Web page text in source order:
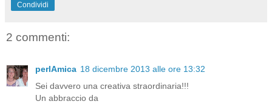
Condividi
2 commenti:
perlAmica 18 dicembre 2013 alle ore 13:32
Sei davvero una creativa straordinaria!!!
Un abbraccio da